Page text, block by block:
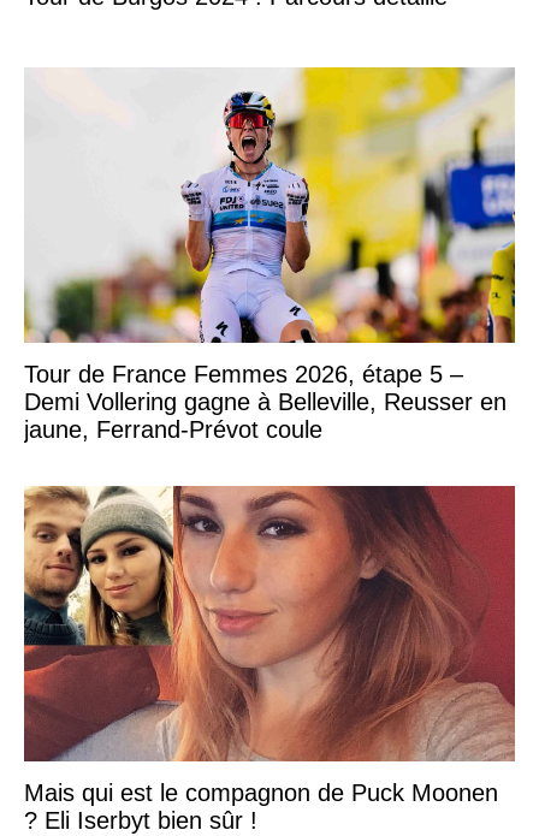
Tour de France Femmes 2026, étape 5 –
Demi Vollering gagne à Belleville, Reusser en
jaune, Ferrand-Prévot coule
Mais qui est le compagnon de Puck Moonen
? Eli Iserbyt bien sûr !